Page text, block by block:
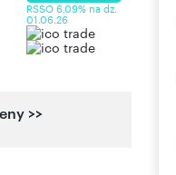
RSSO 6,09% na dz.
01.06.26
>>